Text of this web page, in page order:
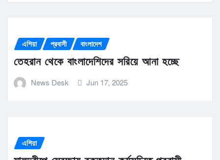
এশিয়া প্রবাসী বাংলাদেশ
তেহরান থেকে বাংলাদেশিদের সরিয়ে আনা হচ্ছে
News Desk Jun 17, 2025
এশিয়া